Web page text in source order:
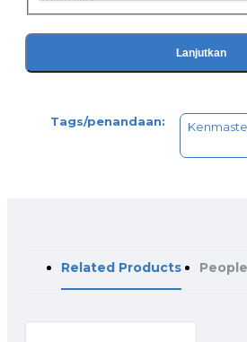
Lanjutkan
Tags/penandaan:
Related Products